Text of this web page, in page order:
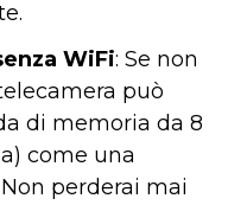
WiFi: Se non
può
di memoria da 8
come una
perderai mai